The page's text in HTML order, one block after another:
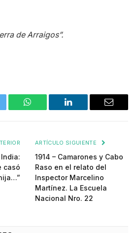
de Arraigos”.
WhatsApp LinkedIn Email
casó
ARTÍCULO SIGUIENTE
1914 – Camarones y Cabo
Raso en el relato del
Inspector Marcelino
Martínez. La Escuela
Nacional Nro. 22